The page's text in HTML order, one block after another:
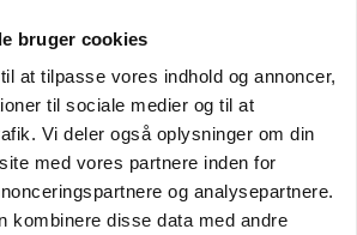
bruger cookies
at tilpasse vores indhold og annoncer,
til sociale medier og til at
Vi deler også oplysninger om din
med vores partnere inden for
og analysepartnere.
kombinere disse data med andre
03. aug.